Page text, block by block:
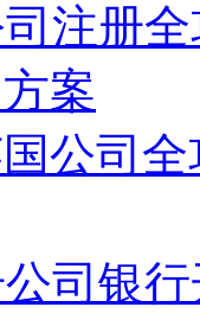
注册
案
公司
司银